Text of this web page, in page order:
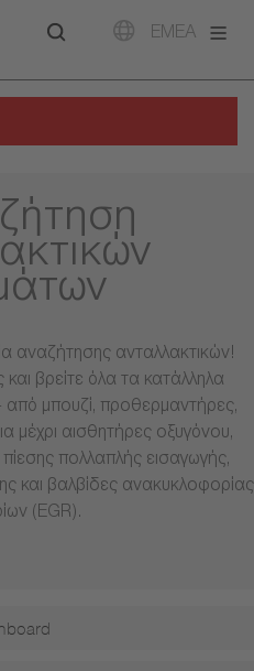
EMEA
αναζήτησης ανταλλακτικών!
βρείτε όλα τα κατάλληλα
από μπουζί, προθερμαντήρες,
μέχρι αισθητήρες οξυγόνου,
πολλαπλής εισαγωγής,
και βαλβίδες ανακυκλοφορίας
(EGR).